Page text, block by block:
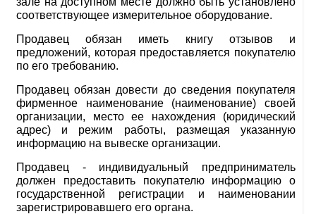
соответствующее измерительное оборудование.
Продавец обязан иметь книгу отзывов и
предложений, которая предоставляется покупателю
по его требованию.
Продавец обязан довести до сведения покупателя
фирменное наименование (наименование) своей
организации, место ее нахождения (юридический
адрес) и режим работы, размещая указанную
информацию на вывеске организации.
Продавец - индивидуальный предприниматель
должен предоставить покупателю информацию о
государственной регистрации и наименовании
зарегистрировавшего его органа.